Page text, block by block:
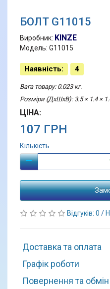
БОЛТ G11015
Виробник: KINZE
Модель: G11015
Наявність: 4
Вага товару: 0.023 кг.
Розміри (ДхШхВ): 3.5 × 1.4 ×
ЦІНА:
107 ГРН
Кількість
Відгуків: 0 /
Доставка та оплата
Графік роботи
Повернення та